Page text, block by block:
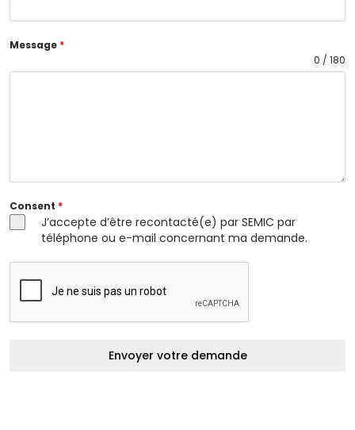
Message *
0 / 180
Consent *
J’accepte d’être recontacté(e) par SEMIC par
téléphone ou e-mail concernant ma demande.
Envoyer votre demande